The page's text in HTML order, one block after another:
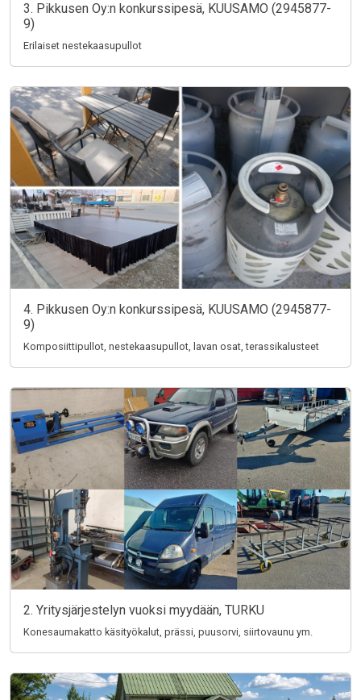
3. Pikkusen Oy:n konkurssipesä, KUUSAMO (2945877-
9)
Erilaiset nestekaasupullot
4. Pikkusen Oy:n konkurssipesä, KUUSAMO (2945877-
9)
Komposiittipullot, nestekaasupullot, lavan osat, terassikalusteet
2. Yritysjärjestelyn vuoksi myydään, TURKU
Konesaumakatto käsityökalut, prässi, puusorvi, siirtovaunu ym.